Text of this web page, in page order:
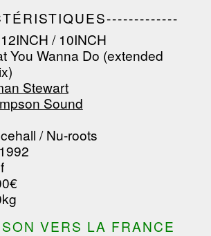
/ 10INCH
You Wanna Do (extended
Stewart
Sound
/ Nu-roots
VERS LA FRANCE